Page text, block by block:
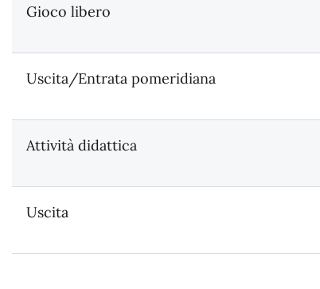
Gioco libero
Uscita/Entrata pomeridiana
Attività didattica
Uscita